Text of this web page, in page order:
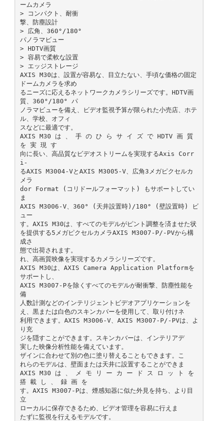
ームカメラ
> コンパクト、耐衝
撃、防塵設計
> 広角、360°/180°
パノラマビュー
> HDTV画質
> 容易で柔軟な設置
> エッジストレージ
AXIS M30は、設置が容易な、目立たない、手頃な価格の固定
ドームカメラを求め
るニーズに応えるネットワークカメラシリーズです。HDTV画
質、360°/180° パ
ノラマビューを備え、ビデオ監視予算が限られた小売店、ホテ
ル、学校、オフィ
スなどに最適です。
AXIS M30 は 、 手 の ひ ら サ イ ズ で HDTV 画 質
を 実 現 す
向に長い、高品質なビデオストリームを実現するAxis Corr
i‑
るAXIS M3004‑VとAXIS M3005‑V、広角3メガピクセルカ
メラ
dor Format (コリドールフォーマット) もサポートしてい
ま
AXIS M3006‑V、360° (天井設置時)/180° (壁設置時) ビ
ュー
す。AXIS M30は、すべてのモデルがピント調整を済ませた状
を提供する5メガピクセルカメラAXIS M3007‑P/‑PVから構
成さ
態で出荷されます。
れ、高画質映像を実現するカメラシリーズです。
AXIS M30は、AXIS Camera Application Platformを
サポートし、
AXIS M3007‑Pを除くすべてのモデルが耐衝撃、防塵性能を
備
人数計測などのインテリジェントビデオアプリケーションを
え、黒または白色のスキンカバーを使用して、取り付けネ
利用できます。AXIS M3006‑V、AXIS M3007‑P/‑PVは、よ
り充
ジを隠すことができます。スキンカバーは、インテリアデ
実した映像分析性能を備えています。
ザインに合わせて別の色に塗り替えることもできます。こ
れらのモデルは、壁面または天井に設置することができま
AXIS M30 は 、 メ モ リ ー カ ー ド ス ロ ッ ト を
搭 載 し 、 録 画 を
す。AXIS M3007‑Pは、煙感知器に似た外見を持ち、より目
立
ローカルに保存できるため、ビデオ管理を容易に行えま
たずに監視を行えるモデルです。